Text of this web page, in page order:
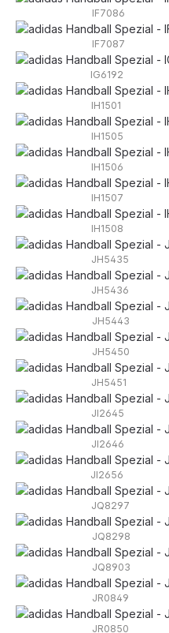
IF7086
IF7087
IG6192
IH1501
IH1505
IH1506
IH1507
IH1508
JH5435
JH5436
JH5443
JH5450
JH5451
JI2645
JI2646
JI2656
JQ8297
JQ8298
JQ8903
JR0849
JR0850